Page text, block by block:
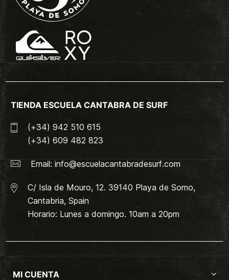
TIENDA ESCUELA CANTABRA DE SURF
(+34) 942 510 615
(+34) 609 482 823
Email: info@escuelacantabradesurf.com
C/ Isla de Mouro, 12. 39140 Playa de Somo,
Cantabria, Spain
Horario: Lunes a domingo. 10am a 20pm
MI CUENTA